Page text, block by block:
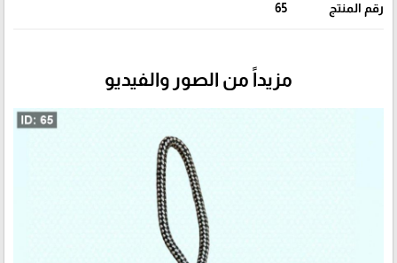
رقم المنتج 65
مزيداً من الصور والفيديو